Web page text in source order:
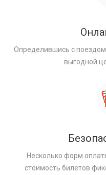
Определившись с
выгодной
Несколько форм
стоимость билетов